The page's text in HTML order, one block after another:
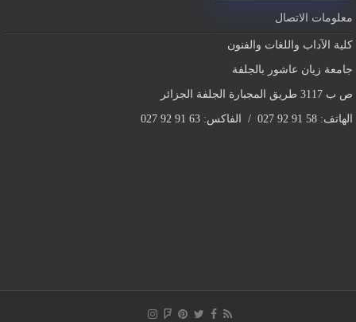
معلومات الاتصال
كلية الآداب واللغات والفنون
جامعة زيان عاشور بالجلفة
ص ب 3117 طريق المجبارة الجلفة الجزائر
الهاتف: 58 91 92 027 / الفاكس: 63 91 92 027